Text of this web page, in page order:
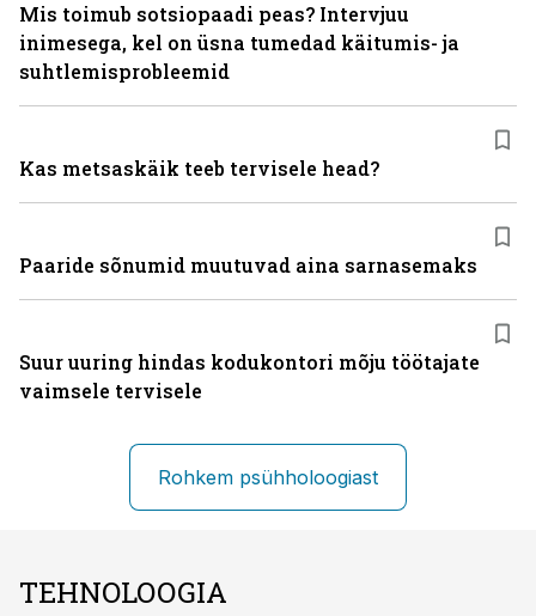
Mis toimub sotsiopaadi peas? Intervjuu
inimesega, kel on üsna tumedad käitumis- ja
suhtlemisprobleemid
Kas metsaskäik teeb tervisele head?
Paaride sõnumid muutuvad aina sarnasemaks
Suur uuring hindas kodukontori mõju töötajate
vaimsele tervisele
Rohkem psühholoogiast
TEHNOLOOGIA